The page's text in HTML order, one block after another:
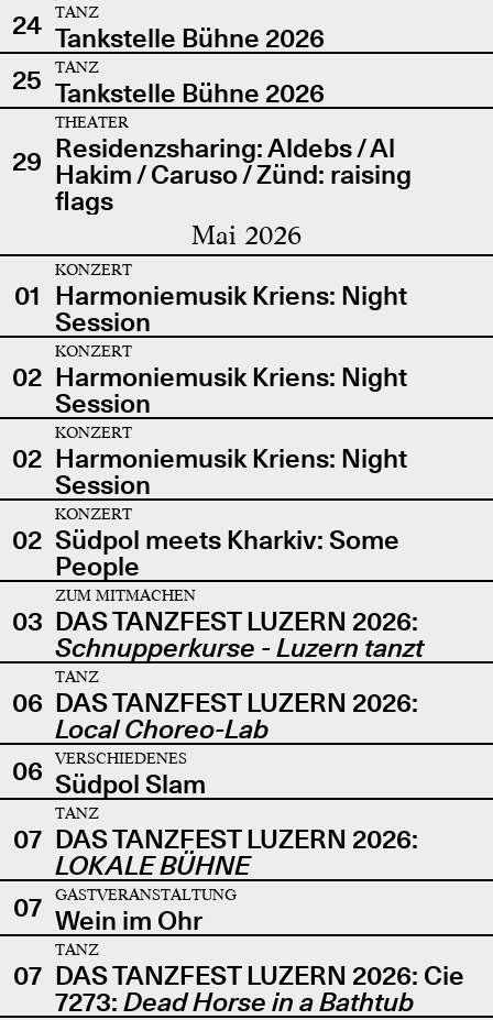
24
TANZ
Tankstelle Bühne 2026
25
TANZ
Tankstelle Bühne 2026
29
THEATER
Residenzsharing: Aldebs / Al
Hakim / Caruso / Zünd: raising
flags
Mai 2026
01
KONZERT
Harmoniemusik Kriens: Night
Session
02
KONZERT
Harmoniemusik Kriens: Night
Session
02
KONZERT
Harmoniemusik Kriens: Night
Session
02
KONZERT
Südpol meets Kharkiv: Some
People
03
ZUM MITMACHEN
DAS TANZFEST LUZERN 2026:
Schnupperkurse - Luzern tanzt
06
TANZ
DAS TANZFEST LUZERN 2026:
Local Choreo-Lab
06
VERSCHIEDENES
Südpol Slam
07
TANZ
DAS TANZFEST LUZERN 2026:
LOKALE BÜHNE
07
GASTVERANSTALTUNG
Wein im Ohr
07
TANZ
DAS TANZFEST LUZERN 2026: Cie
7273: Dead Horse in a Bathtub